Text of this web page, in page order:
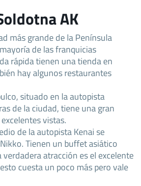
AK
más grande de la Península
de las franquicias
rápida tienen una tienda en
hay algunos restaurantes
situado en la autopista
de la ciudad, tiene una gran
vistas.
de la autopista Kenai se
Tienen un buffet asiático
atracción es el excelente
cuesta un poco más pero vale